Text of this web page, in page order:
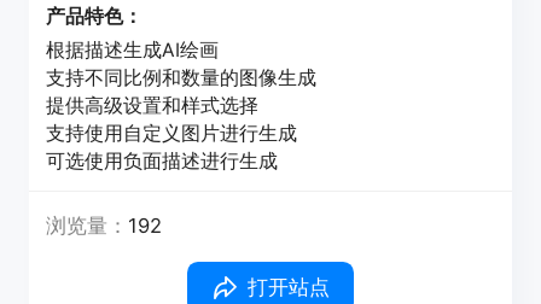
产品特色：
根据描述生成AI绘画
支持不同比例和数量的图像生成
提供高级设置和样式选择
支持使用自定义图片进行生成
可选使用负面描述进行生成
浏览量： 192
打开站点